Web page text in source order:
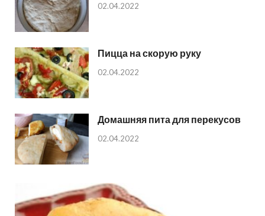
02.04.2022
Пицца на скорую руку
02.04.2022
Домашняя пита для перекусов
02.04.2022